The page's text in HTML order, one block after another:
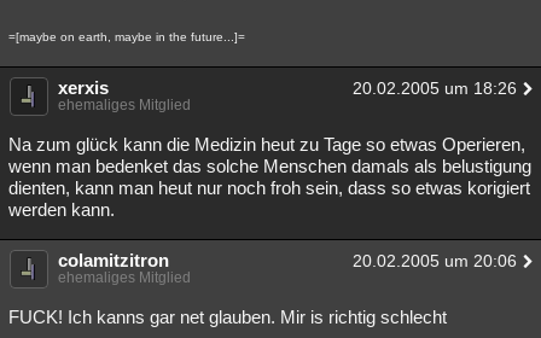
=[maybe on earth, maybe in the future...]=
xerxis 20.02.2005 um 18:26
ehemaliges Mitglied
Na zum glück kann die Medizin heut zu Tage so etwas Operieren,
wenn man bedenket das solche Menschen damals als belustigung
dienten, kann man heut nur noch froh sein, dass so etwas korigiert
werden kann.
colamitzitron 20.02.2005 um 20:06
ehemaliges Mitglied
FUCK! Ich kanns gar net glauben. Mir is richtig schlecht